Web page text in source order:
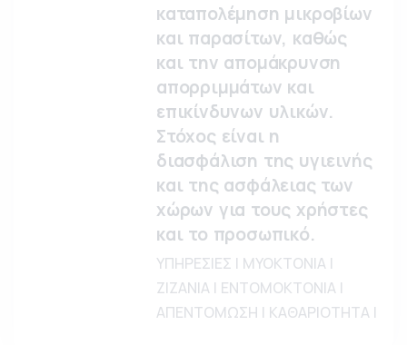
καταπολέμηση μικροβίων
και παρασίτων, καθώς
και την απομάκρυνση
απορριμμάτων και
επικίνδυνων υλικών.
Στόχος είναι η
διασφάλιση της υγιεινής
και της ασφάλειας των
χώρων για τους χρήστες
και το προσωπικό.
ΥΠΗΡΕΣΙΕΣ | ΜΥΟΚΤΟΝΙΑ |
ΖΙΖΑΝΙΑ | ΕΝΤΟΜΟΚΤΟΝΙΑ |
ΑΠΕΝΤΟΜΩΣΗ | ΚΑΘΑΡΙΟΤΗΤΑ |